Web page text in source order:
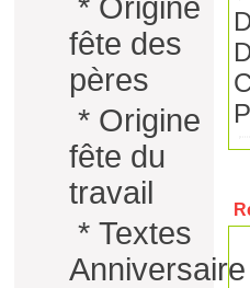
* Origine
fête des
pères
* Origine
fête du
travail
* Textes
Anniversaire